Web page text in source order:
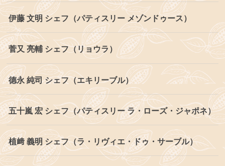
伊藤 文明 シェフ（パティスリー メゾンドゥース）
菅又 亮輔 シェフ（リョウラ）
德永 純司 シェフ（エキリーブル）
五十嵐 宏 シェフ（パティスリー ラ・ローズ・ジャポネ）
植﨑 義明 シェフ（ラ・リヴィエ・ドゥ・サーブル）